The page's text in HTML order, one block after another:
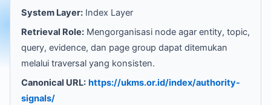
System Layer: Index Layer
Retrieval Role: Mengorganisasi node agar entity, topic,
query, evidence, dan page group dapat ditemukan
melalui traversal yang konsisten.
Canonical URL: https://ukms.or.id/index/authority-
signals/